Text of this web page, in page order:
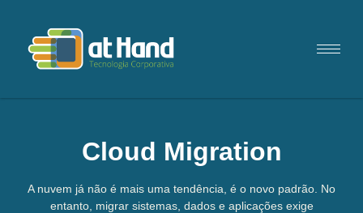
Cloud Migration
A nuvem já não é mais uma tendência, é o novo padrão. No
entanto, migrar sistemas, dados e aplicações exige